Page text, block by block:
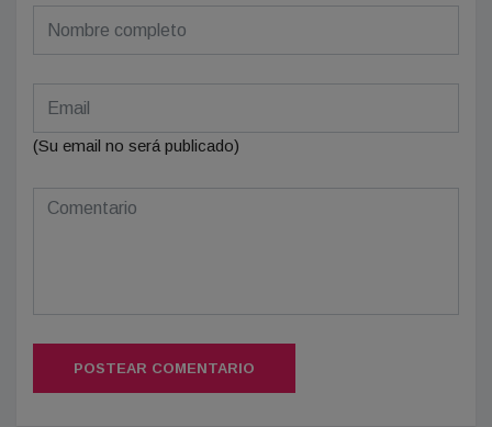
(Su email no será publicado)
POSTEAR COMENTARIO